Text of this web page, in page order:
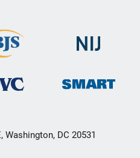
Washington, DC 20531